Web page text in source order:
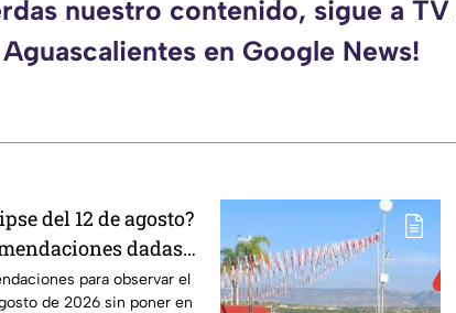
nuestro contenido, sigue a
Aguascalientes en Google News!
del 12 de agosto?
dadas
para observar el
de 2026 sin poner en